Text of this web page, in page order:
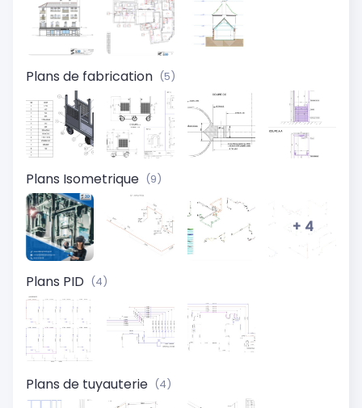
Plans de fabrication (5)
Plans Isometrique (9)
+ 4
Plans PID (4)
Plans de tuyauterie (4)